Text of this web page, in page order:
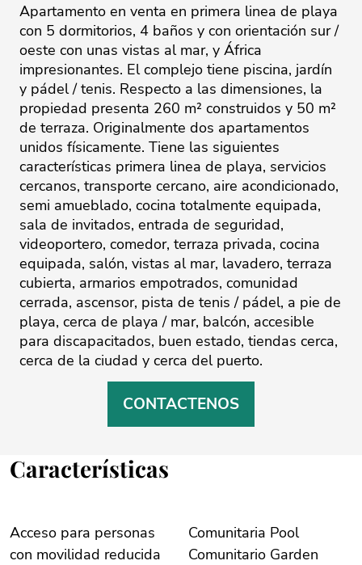
Apartamento en venta en primera linea de playa
con 5 dormitorios, 4 baños y con orientación sur /
oeste con unas vistas al mar, y África
impresionantes. El complejo tiene piscina, jardín
y pádel / tenis. Respecto a las dimensiones, la
propiedad presenta 260 m² construidos y 50 m²
de terraza. Originalmente dos apartamentos
unidos físicamente. Tiene las siguientes
características primera linea de playa, servicios
cercanos, transporte cercano, aire acondicionado,
semi amueblado, cocina totalmente equipada,
sala de invitados, entrada de seguridad,
videoportero, comedor, terraza privada, cocina
equipada, salón, vistas al mar, lavadero, terraza
cubierta, armarios empotrados, comunidad
cerrada, ascensor, pista de tenis / pádel, a pie de
playa, cerca de playa / mar, balcón, accesible
para discapacitados, buen estado, tiendas cerca,
cerca de la ciudad y cerca del puerto.
CONTACTENOS
Características
Acceso para personas
con movilidad reducida
Comunitaria Pool
Comunitario Garden